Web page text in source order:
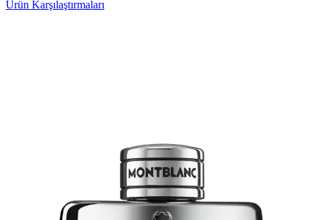
Ürün Karşılaştırmaları